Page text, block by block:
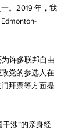
。2019 年，我
许多联邦自由
党的参选人在
拜票等方面提
涉”的亲身经